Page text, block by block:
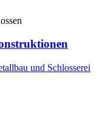
und Schlosserei